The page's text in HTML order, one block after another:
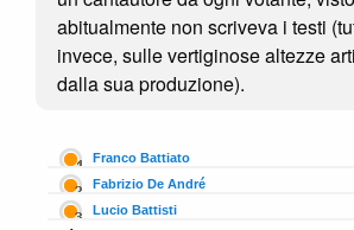
abitualmente non scriveva i testi
invece, sulle vertiginose altezze
dalla sua produzione).
Franco Battiato
282
Fabrizio De André
240
Lucio Battisti